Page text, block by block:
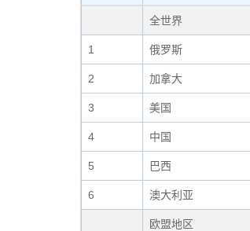
全世界
1 俄罗斯
2 加拿大
3 美国
4 中国
5 巴西
6 澳大利亚
欧盟地区